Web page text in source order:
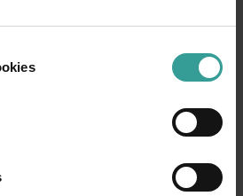
生活を営み、世代を超えて
てきたアボリジナルピープル
よび現在の長老たちに敬意を
オーストラリア州のアボリ